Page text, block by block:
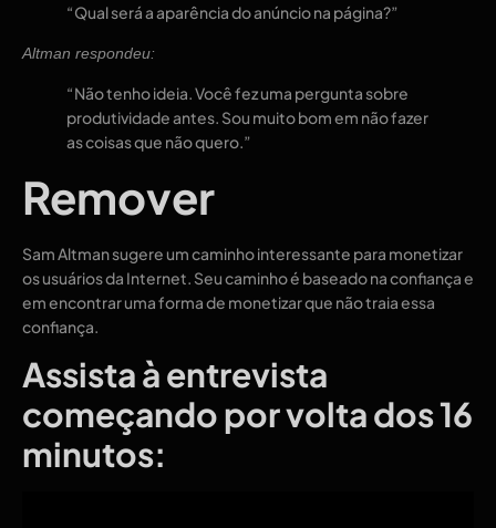
“Qual será a aparência do anúncio na página?”
Altman respondeu:
“Não tenho ideia. Você fez uma pergunta sobre
produtividade antes. Sou muito bom em não fazer
as coisas que não quero.”
Remover
Sam Altman sugere um caminho interessante para monetizar
os usuários da Internet. Seu caminho é baseado na confiança e
em encontrar uma forma de monetizar que não traia essa
confiança.
Assista à entrevista
começando por volta dos 16
minutos: